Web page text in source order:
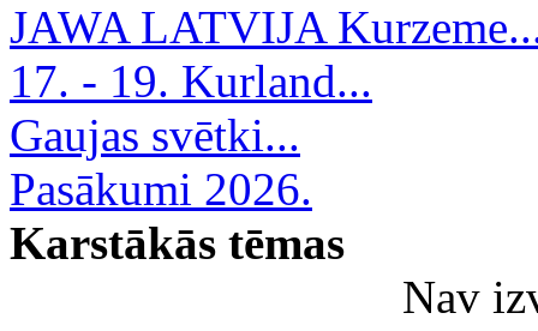
JAWA LATVIJA
17. - 19. Kurland...
Gaujas svētki...
Pasākumi 2026.
Karstākās tēmas
Nav